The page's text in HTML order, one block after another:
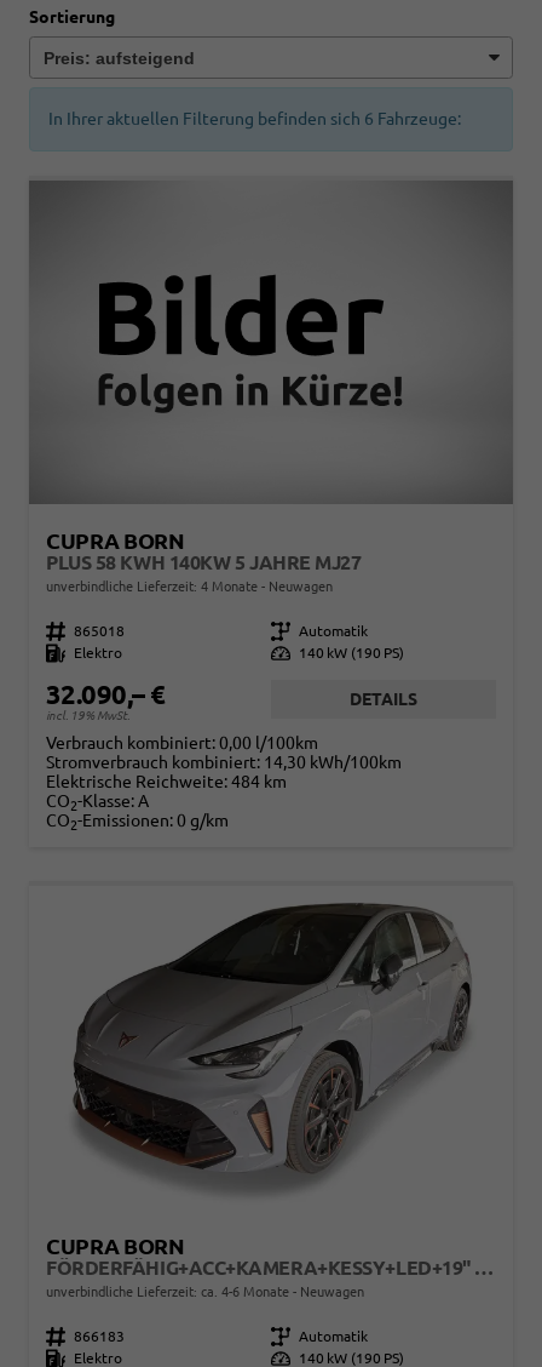
Sortierung
In Ihrer aktuellen Filterung befinden sich 6 Fahrzeuge:
CUPRA BORN
PLUS 58 KWH 140KW 5 JAHRE MJ27
unverbindliche Lieferzeit: 4 Monate Neuwagen
Fahrzeugnr. 865018 Getriebe Automatik
Kraftstoff
Elektro Leistung 140 kW (190 PS)
32.090,– €
incl. 19% MwSt.
DETAILS
Verbrauch kombiniert:0,00 l/100km
Stromverbrauch kombiniert: 14,30 kWh/100km
Elektrische Reichweite:484 km
CO2-Klasse:A
CO2-Emissionen:0 g/km
CUPRA BORN
FÖRDERFÄHIG+ACC+KAMERA+KESSY+LED+19" ALU+KLIMA+FULL LINK
unverbindliche Lieferzeit: ca. 4-6 Monate Neuwagen
Fahrzeugnr. 866183 Getriebe Automatik
Kraftstoff
Elektro Leistung 140 kW (190 PS)